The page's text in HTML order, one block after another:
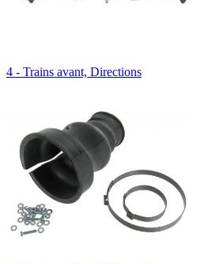
4 - Trains avant, Directions